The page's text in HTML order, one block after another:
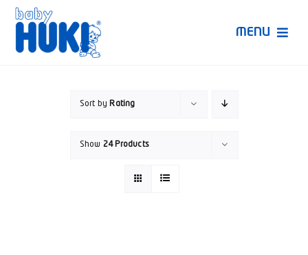
Skip
content
MENU
Sort by Rating
Show 24 Products